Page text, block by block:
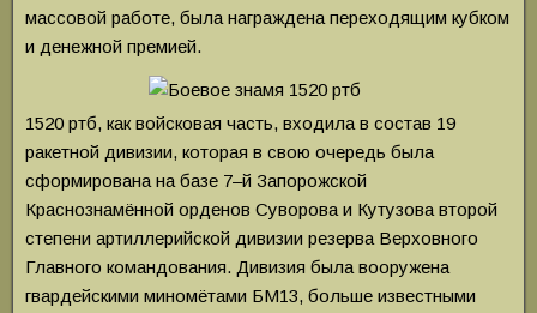
массовой работе, была награждена переходящим кубком
и денежной премией.
1520 ртб, как войсковая часть, входила в состав 19
ракетной дивизии, которая в свою очередь была
сформирована на базе 7–й Запорожской
Краснознамённой орденов Суворова и Кутузова второй
степени артиллерийской дивизии резерва Верховного
Главного командования. Дивизия была вооружена
гвардейскими миномётами БМ13, больше известными